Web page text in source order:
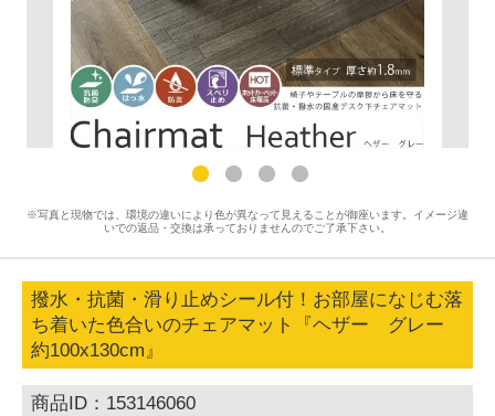
※写真と現物では、環境の違いにより色が異なって見えることが御座います。イメージ違
いでの返品・交換は承っておりませんのでご了承下さい。
撥水・抗菌・滑り止めシール付！お部屋になじむ落
ち着いた色合いのチェアマット『ヘザー グレー
約100x130cm』
商品ID：153146060